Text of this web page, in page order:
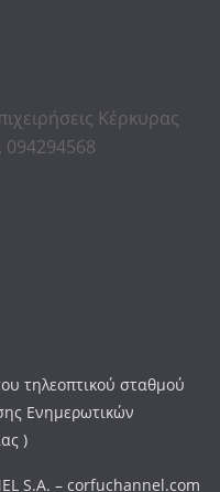
Κέρκυρας
τηλεοπτικού σταθμού
Ενημερωτικών
)
S.A. – corfuchannel.com